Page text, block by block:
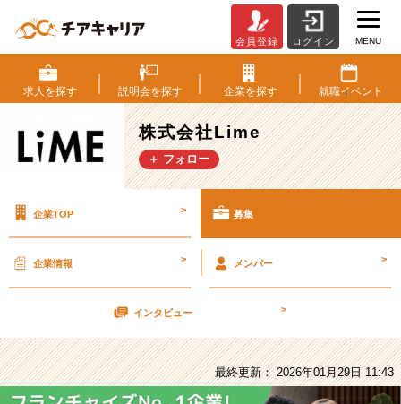
式
会
社
Lime
の
採
-
マ
ー
ン
会員登録 ログイン MENU
求人を探す 説明会を探す 企業を探す 就職イベント
株式会社Lime
＋ フォロー
企業TOP > 募集
企業情報 > メンバー >
インタビュー >
最終更新： 2026年01月29日 11:43